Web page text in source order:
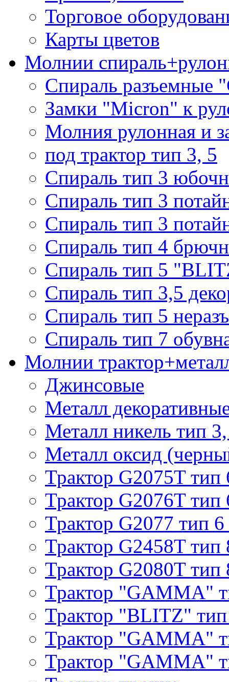
Торговое
Карты цветов
Молнии
Спираль разъемные
Замки "Micron" к
Молния рулонная и
под трактор тип 3, 5
Спираль тип 3
Спираль тип 3
Спираль тип 3
Спираль тип 4
Спираль тип 5
Спираль тип 3,5
Спираль тип 5
Спираль тип 7
Молнии
Джинсовые
Металл
Металл никель тип
Металл оксид
Трактор G2075T тип
Трактор G2076T тип
Трактор G2077 тип 6
Трактор G2458T тип
Трактор G2080T тип
Трактор "GAMMA"
Трактор "BLITZ"
Трактор "GAMMA"
Трактор "GAMMA"